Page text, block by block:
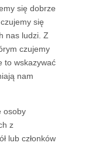
się dobrze
się
nas ludzi. Z
czujemy
to wskazywać
nam
osoby
z
lub członków